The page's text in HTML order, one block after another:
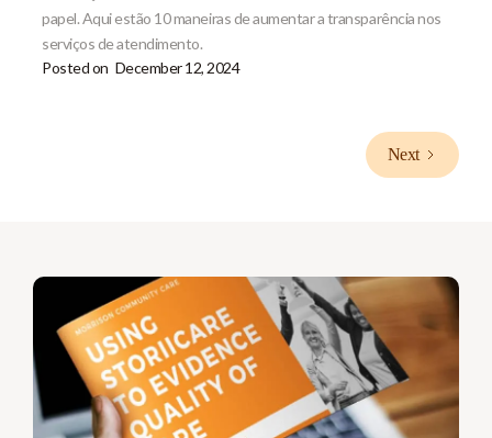
papel. Aqui estão 10 maneiras de aumentar a transparência nos
serviços de atendimento.
Posted on December 12, 2024
Next